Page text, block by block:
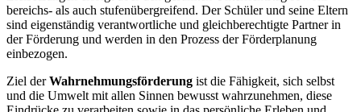
bereichs- als auch stufenübergreifend. Der Schüler und seine Eltern
sind eigenständig verantwortliche und gleichberechtigte Partner in
der Förderung und werden in den Prozess der Förderplanung
einbezogen.
Ziel derWahrnehmungsförderung ist die Fähigkeit, sich selbst
und die Umwelt mit allen Sinnen bewusst wahrzunehmen, diese